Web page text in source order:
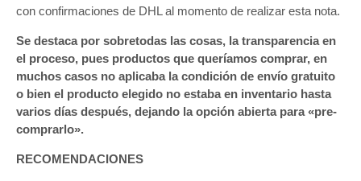
con confirmaciones de DHL al momento de realizar esta nota.
Se destaca por sobretodas las cosas, la transparencia en
el proceso, pues productos que queríamos comprar, en
muchos casos no aplicaba la condición de envío gratuito
o bien el producto elegido no estaba en inventario hasta
varios días después, dejando la opción abierta para «pre-
comprarlo».
RECOMENDACIONES